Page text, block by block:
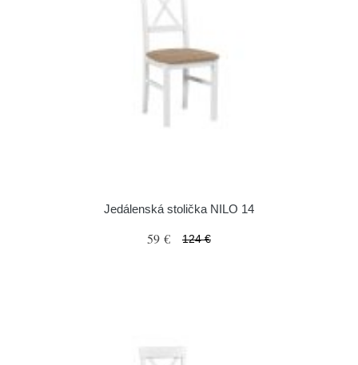
Jedálenská stolička NILO 14
59 € 124 €